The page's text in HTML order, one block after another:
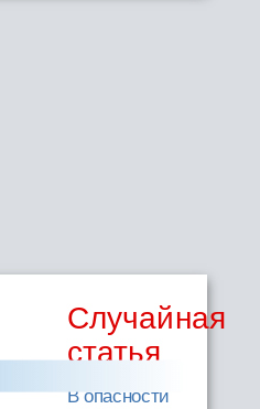
Случайная
статья
В опасности